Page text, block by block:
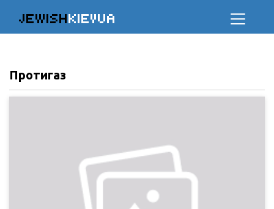
JEWISHKIEVUA
Протигаз